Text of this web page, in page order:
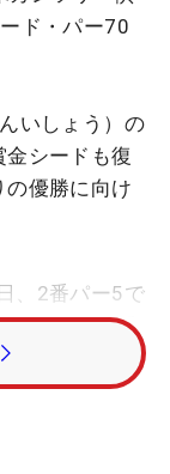
ド・パー70
いしょう）の
シードも復
優勝に向け
、2番パー5で
と、続く3番
い込まれて
コアを伸ばし